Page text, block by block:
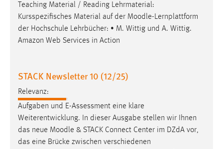
Teaching Material / Reading Lehrmaterial:
Kursspezifisches Material auf der Moodle-Lernplattform
der Hochschule Lehrbücher: • M. Wittig und A. Wittig.
Amazon Web Services in Action
STACK Newsletter 10 (12/25)
Relevanz:
Aufgaben und E-Assessment eine klare
Weiterentwicklung. In dieser Ausgabe stellen wir Ihnen
das neue Moodle & STACK Connect Center im DZdA vor,
das eine Brücke zwischen verschiedenen